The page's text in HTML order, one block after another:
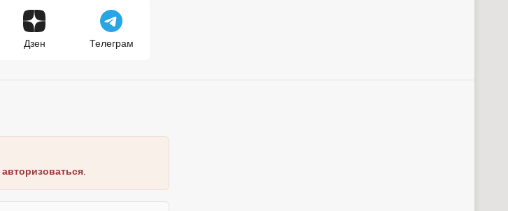
Дзен Телеграм
авторизоваться